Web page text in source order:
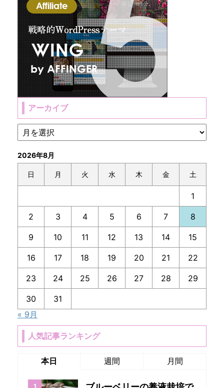
アーカイブ
2026年8月
日 月 火 水 木 金 土
1
2 3 4 5 6 7 8
9 10 11 12 13 14 15
16 17 18 19 20 21 22
23 24 25 26 27 28 29
30
31
« 9月
人気記事ランキング
本日 週間 月間